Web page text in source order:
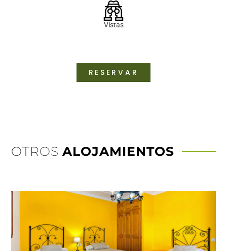
Vistas
RESERVAR
OTROSALOJAMIENTOS